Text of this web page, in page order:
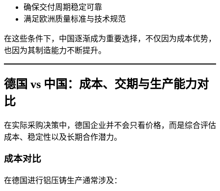
确保交付周期稳定可靠
满足欧洲质量标准与技术规范
在这些条件下，中国逐渐成为重要选择，不仅因为成本优势，
也因为其制造能力不断提升。
德国 vs 中国：成本、交期与生产能力对
比
在实际采购决策中，德国企业并不会只看价格，而是综合评估
成本、稳定性以及长期合作潜力。
成本对比
在德国进行铝压铸生产通常涉及：